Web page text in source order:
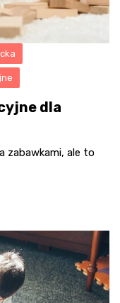
dla
zabawkami, ale to